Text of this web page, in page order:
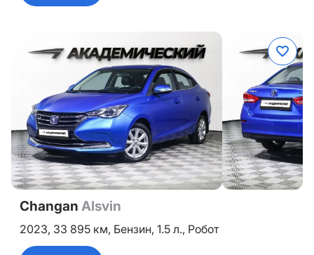
Changan Alsvin
2023, 33 895 км, Бензин, 1.5 л., Робот